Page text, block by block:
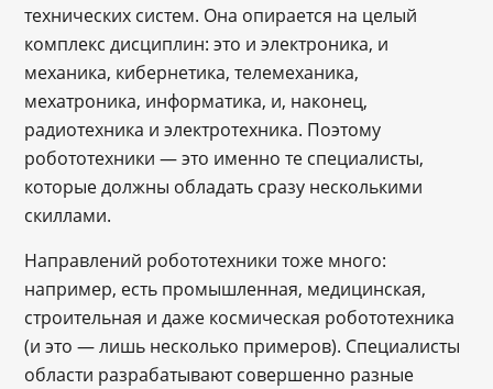
технических систем. Она опирается на целый
комплекс дисциплин: это и электроника, и
механика, кибернетика, телемеханика,
мехатроника, информатика, и, наконец,
радиотехника и электротехника. Поэтому
робототехники ― это именно те специалисты,
которые должны обладать сразу несколькими
скиллами.
Направлений робототехники тоже много:
например, есть промышленная, медицинская,
строительная и даже космическая робототехника
(и это ― лишь несколько примеров). Специалисты
области разрабатывают совершенно разные